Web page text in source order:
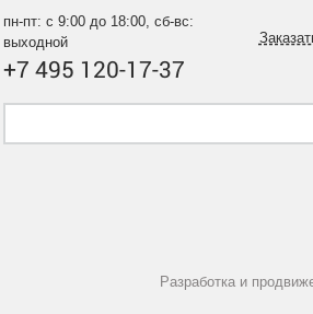
пн-пт: с 9:00 до 18:00, сб-вс:
выходной
+7 495 120-17-37
Разработка и